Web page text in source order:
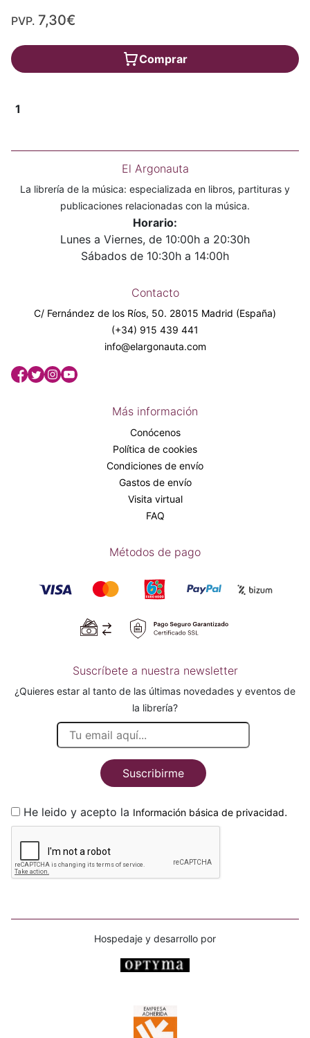
PVP. 7,30€
Comprar
1
El Argonauta
La librería de la música: especializada en libros, partituras y
publicaciones relacionadas con la música.
Horario:
Lunes a Viernes, de 10:00h a 20:30h
Sábados de 10:30h a 14:00h
Contacto
C/ Fernández de los Ríos, 50. 28015 Madrid (España)
(+34) 915 439 441
info@elargonauta.com
Más información
Conócenos
Política de cookies
Condiciones de envío
Gastos de envío
Visita virtual
FAQ
Métodos de pago
Suscríbete a nuestra newsletter
¿Quieres estar al tanto de las últimas novedades y eventos de
la librería?
Suscribirme
He leido y acepto la Información básica de privacidad.
Hospedaje y desarrollo por